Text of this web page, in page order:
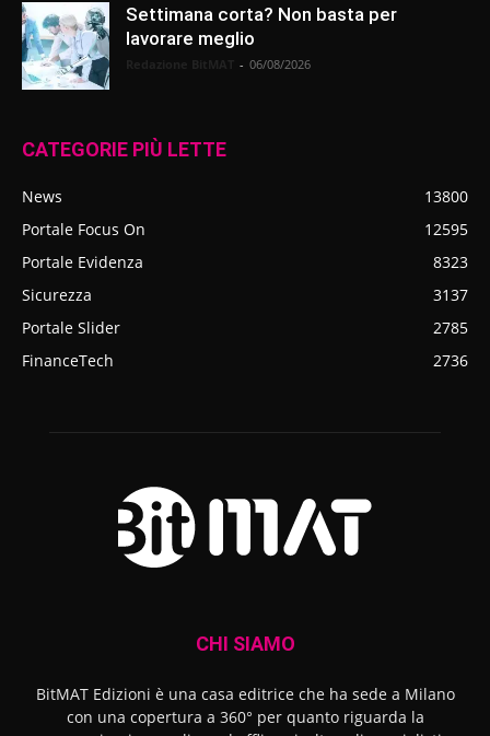
Settimana corta? Non basta per
lavorare meglio
- 06/08/2026
CATEGORIE PIÙ LETTE
News
13800
Portale Focus On
12595
Portale Evidenza
8323
Sicurezza
3137
Portale Slider
2785
FinanceTech
2736
CHI SIAMO
BitMAT Edizioni è una casa editrice che ha sede a Milano
con una copertura a 360° per quanto riguarda la